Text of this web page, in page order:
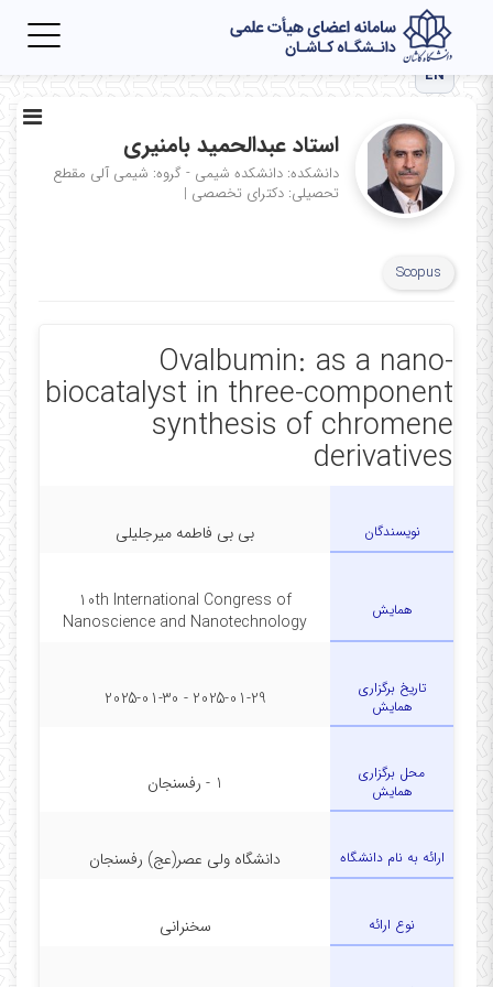
EN
استاد عبدالحمید بامنیری
دانشکده: دانشکده شیمی - گروه: شیمی آلی مقطع
تحصیلی: دکترای تخصصی |
Scopus
Ovalbumin: as a nano-
biocatalyst in three-component
synthesis of chromene
derivatives
نویسندگان بی بی فاطمه میرجلیلی
همایش
10th International Congress of
Nanoscience and Nanotechnology
تاریخ برگزاری
همایش
2025-01-29 - 2025-01-30
محل برگزاری
همایش
1 - رفسنجان
ارائه به نام دانشگاه دانشگاه ولی عصر(عج) رفسنجان
نوع ارائه سخنرانی